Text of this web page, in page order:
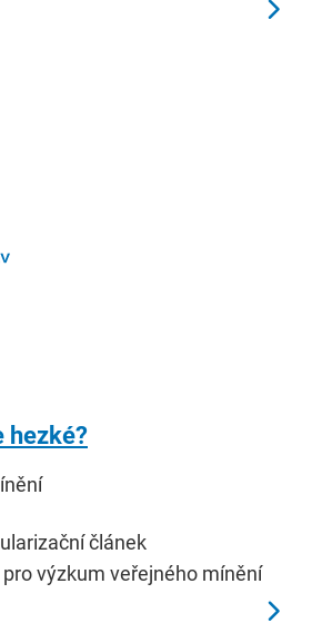
hezké?
článek
výzkum veřejného mínění